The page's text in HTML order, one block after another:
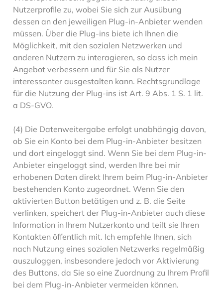
Nutzerprofile zu, wobei Sie sich zur Ausübung
dessen an den jeweiligen Plug-in-Anbieter wenden
müssen. Über die Plug-ins biete ich Ihnen die
Möglichkeit, mit den sozialen Netzwerken und
anderen Nutzern zu interagieren, so dass ich mein
Angebot verbessern und für Sie als Nutzer
interessanter ausgestalten kann. Rechtsgrundlage
für die Nutzung der Plug-ins ist Art. 9 Abs. 1 S. 1 lit.
a DS-GVO.
(4) Die Datenweitergabe erfolgt unabhängig davon,
ob Sie ein Konto bei dem Plug-in-Anbieter besitzen
und dort eingeloggt sind. Wenn Sie bei dem Plug-in-
Anbieter eingeloggt sind, werden Ihre bei mir
erhobenen Daten direkt Ihrem beim Plug-in-Anbieter
bestehenden Konto zugeordnet. Wenn Sie den
aktivierten Button betätigen und z. B. die Seite
verlinken, speichert der Plug-in-Anbieter auch diese
Information in Ihrem Nutzerkonto und teilt sie Ihren
Kontakten öffentlich mit. Ich empfehle Ihnen, sich
nach Nutzung eines sozialen Netzwerks regelmäßig
auszuloggen, insbesondere jedoch vor Aktivierung
des Buttons, da Sie so eine Zuordnung zu Ihrem Profil
bei dem Plug-in-Anbieter vermeiden können.